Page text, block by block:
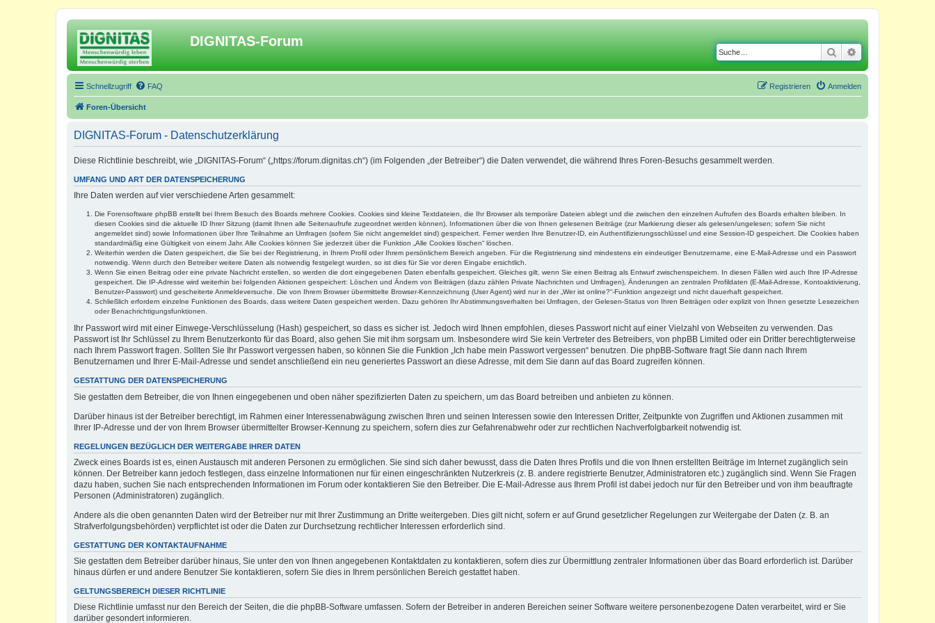
DIGNITAS-Forum
Suche
Schnellzugriff FAQ Anmelden
Registrieren
Foren-Übersicht
DIGNITAS-Forum - Datenschutzerklärung
Diese Richtlinie beschreibt, wie „DIGNITAS-Forum“ („https://forum.dignitas.ch“) (im Folgenden „der Betreiber“) die Daten verwendet, die während Ihres Foren-Besuchs gesammelt werden.
UMFANG UND ART DER DATENSPEICHERUNG
Ihre Daten werden auf vier verschiedene Arten gesammelt:
Die Forensoftware phpBB erstellt bei Ihrem Besuch des Boards mehrere Cookies. Cookies sind kleine Textdateien, die Ihr Browser als temporäre Dateien ablegt und die zwischen den einzelnen Aufrufen des Boards erhalten bleiben. In
diesen Cookies sind die aktuelle ID Ihrer Sitzung (damit Ihnen alle Seitenaufrufe zugeordnet werden können), Informationen über die von Ihnen gelesenen Beiträge (zur Markierung dieser als gelesen/ungelesen; sofern Sie nicht
angemeldet sind) sowie Informationen über Ihre Teilnahme an Umfragen (sofern Sie nicht angemeldet sind) gespeichert. Ferner werden Ihre Benutzer-ID, ein Authentifizierungsschlüssel und eine Session-ID gespeichert. Die Cookies haben
standardmäßig eine Gültigkeit von einem Jahr. Alle Cookies können Sie jederzeit über die Funktion „Alle Cookies löschen“ löschen.
Weiterhin werden die Daten gespeichert, die Sie bei der Registrierung, in Ihrem Profil oder Ihrem persönlichem Bereich angeben. Für die Registrierung sind mindestens ein eindeutiger Benutzername, eine E-Mail-Adresse und ein Passwort
notwendig. Wenn durch den Betreiber weitere Daten als notwendig festgelegt wurden, so ist dies für Sie vor deren Eingabe ersichtlich.
Wenn Sie einen Beitrag oder eine private Nachricht erstellen, so werden die dort eingegebenen Daten ebenfalls gespeichert. Gleiches gilt, wenn Sie einen Beitrag als Entwurf zwischenspeichern. In diesen Fällen wird auch Ihre IP-Adresse
gespeichert. Die IP-Adresse wird weiterhin bei folgenden Aktionen gespeichert: Löschen und Ändern von Beiträgen (dazu zählen Private Nachrichten und Umfragen), Änderungen an zentralen Profildaten (E-Mail-Adresse, Kontoaktivierung,
Benutzer-Passwort) und gescheiterte Anmeldeversuche. Die von Ihrem Browser übermittelte Browser-Kennzeichnung (User Agent) wird nur in der „Wer ist online?“-Funktion angezeigt und nicht dauerhaft gespeichert.
Schließlich erfordern einzelne Funktionen des Boards, dass weitere Daten gespeichert werden. Dazu gehören Ihr Abstimmungsverhalten bei Umfragen, der Gelesen-Status von Ihren Beiträgen oder explizit von Ihnen gesetzte Lesezeichen
oder Benachrichtigungsfunktionen.
Ihr Passwort wird mit einer Einwege-Verschlüsselung (Hash) gespeichert, so dass es sicher ist. Jedoch wird Ihnen empfohlen, dieses Passwort nicht auf einer Vielzahl von Webseiten zu verwenden. Das
Passwort ist Ihr Schlüssel zu Ihrem Benutzerkonto für das Board, also gehen Sie mit ihm sorgsam um. Insbesondere wird Sie kein Vertreter des Betreibers, von phpBB Limited oder ein Dritter berechtigterweise
nach Ihrem Passwort fragen. Sollten Sie Ihr Passwort vergessen haben, so können Sie die Funktion „Ich habe mein Passwort vergessen“ benutzen. Die phpBB-Software fragt Sie dann nach Ihrem
Benutzernamen und Ihrer E-Mail-Adresse und sendet anschließend ein neu generiertes Passwort an diese Adresse, mit dem Sie dann auf das Board zugreifen können.
GESTATTUNG DER DATENSPEICHERUNG
Sie gestatten dem Betreiber, die von Ihnen eingegebenen und oben näher spezifizierten Daten zu speichern, um das Board betreiben und anbieten zu können.
Darüber hinaus ist der Betreiber berechtigt, im Rahmen einer Interessenabwägung zwischen Ihren und seinen Interessen sowie den Interessen Dritter, Zeitpunkte von Zugriffen und Aktionen zusammen mit
Ihrer IP-Adresse und der von Ihrem Browser übermittelter Browser-Kennung zu speichern, sofern dies zur Gefahrenabwehr oder zur rechtlichen Nachverfolgbarkeit notwendig ist.
REGELUNGEN BEZÜGLICH DER WEITERGABE IHRER DATEN
Zweck eines Boards ist es, einen Austausch mit anderen Personen zu ermöglichen. Sie sind sich daher bewusst, dass die Daten Ihres Profils und die von Ihnen erstellten Beiträge im Internet zugänglich sein
können. Der Betreiber kann jedoch festlegen, dass einzelne Informationen nur für einen eingeschränkten Nutzerkreis (z. B. andere registrierte Benutzer, Administratoren etc.) zugänglich sind. Wenn Sie Fragen
dazu haben, suchen Sie nach entsprechenden Informationen im Forum oder kontaktieren Sie den Betreiber. Die E-Mail-Adresse aus Ihrem Profil ist dabei jedoch nur für den Betreiber und von ihm beauftragte
Personen (Administratoren) zugänglich.
Andere als die oben genannten Daten wird der Betreiber nur mit Ihrer Zustimmung an Dritte weitergeben. Dies gilt nicht, sofern er auf Grund gesetzlicher Regelungen zur Weitergabe der Daten (z. B. an
Strafverfolgungsbehörden) verpflichtet ist oder die Daten zur Durchsetzung rechtlicher Interessen erforderlich sind.
GESTATTUNG DER KONTAKTAUFNAHME
Sie gestatten dem Betreiber darüber hinaus, Sie unter den von Ihnen angegebenen Kontaktdaten zu kontaktieren, sofern dies zur Übermittlung zentraler Informationen über das Board erforderlich ist. Darüber
hinaus dürfen er und andere Benutzer Sie kontaktieren, sofern Sie dies in Ihrem persönlichen Bereich gestattet haben.
GELTUNGSBEREICH DIESER RICHTLINIE
Diese Richtlinie umfasst nur den Bereich der Seiten, die die phpBB-Software umfassen. Sofern der Betreiber in anderen Bereichen seiner Software weitere personenbezogene Daten verarbeitet, wird er Sie
darüber gesondert informieren.